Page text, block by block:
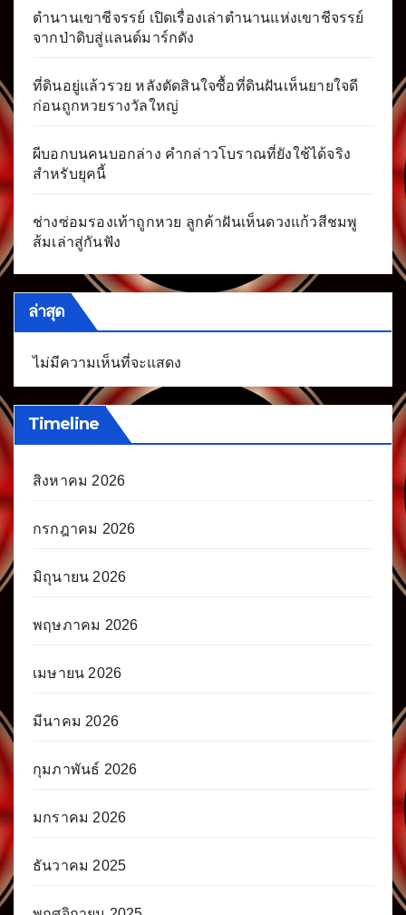
ตำนานเขาชีจรรย์ เปิดเรื่องเล่าตำนานแห่งเขาชีจรรย์
จากป่าดิบสู่แลนด์มาร์กดัง
ที่ดินอยู่แล้วรวย หลังตัดสินใจซื้อที่ดินฝันเห็นยายใจดี
ก่อนถูกหวยรางวัลใหญ่
ผีบอกบนคนบอกล่าง คำกล่าวโบราณที่ยังใช้ได้จริง
สำหรับยุคนี้
ช่างซ่อมรองเท้าถูกหวย ลูกค้าฝันเห็นดวงแก้วสีชมพู
ส้มเล่าสู่กันฟัง
ล่าสุด
ไม่มีความเห็นที่จะแสดง
Timeline
สิงหาคม 2026
กรกฎาคม 2026
มิถุนายน 2026
พฤษภาคม 2026
เมษายน 2026
มีนาคม 2026
กุมภาพันธ์ 2026
มกราคม 2026
ธันวาคม 2025